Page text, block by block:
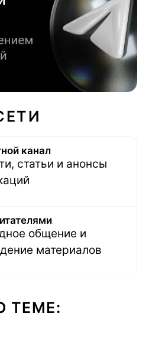
канал
статьи и анонсы
общение и
материалов
ТЕМЕ: